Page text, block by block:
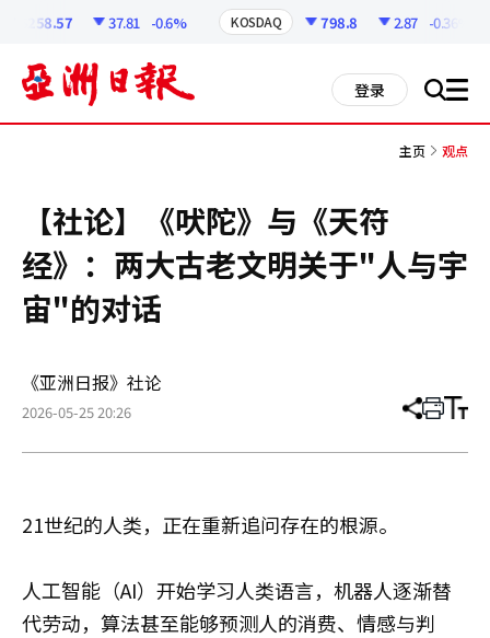
6258.57 37.81 -0.6% KOSDAQ 798.8 2.87 -0.36%
登录 搜 all
主页 观点
【社论】《吠陀》与《天符
经》：两大古老文明关于"人与宇
宙"的对话
《亚洲日报》社论
2026-05-25 20:26 分
章
打 调
小
21世纪的人类，正在重新追问存在的根源。
人工智能（AI）开始学习人类语言，机器人逐渐替
代劳动，算法甚至能够预测人的消费、情感与判